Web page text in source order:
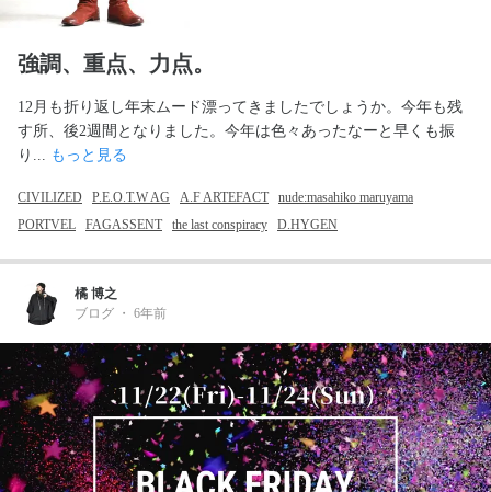
強調、重点、力点。
12月も折り返し年末ムード漂ってきましたでしょうか。今年も残
す所、後2週間となりました。今年は色々あったなーと早くも振
り... もっと見る
CIVILIZED P.E.O.T.W AG A.F ARTEFACT
nude:masahiko maruyama
PORTVEL
FAGASSENT the last conspiracy D.HYGEN
橘 博之
ブログ ・ 6年前